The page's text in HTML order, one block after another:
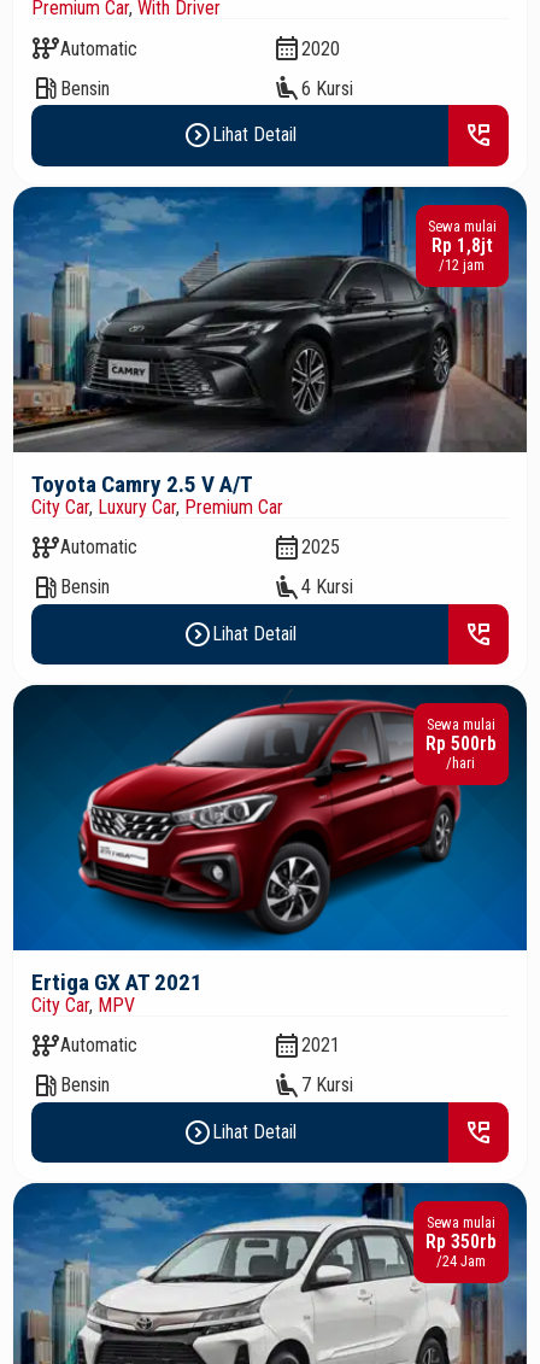
Premium Car, With Driver
auto_transmissionAutomatic calendar_month2020
local_gas_station Bensin airline_seat_recline_extra6 Kursi
expand_circle_right Lihat Detail perm_phone_msg
Toyota Camry 2.5 V A/T
City Car, Luxury Car, Premium Car
auto_transmissionAutomatic calendar_month2025
local_gas_station Bensin airline_seat_recline_extra4 Kursi
Sewa mulai
Rp 1,8jt
/12 jam
expand_circle_rightLihat Detail perm_phone_msg
Ertiga GX AT 2021
City Car, MPV
auto_transmissionAutomatic calendar_month2021
local_gas_station Bensin airline_seat_recline_extra 7 Kursi
Sewa mulai
Rp 500rb
/hari
expand_circle_rightLihat Detail perm_phone_msg
Sewa mulai
Rp 350rb
/24 Jam